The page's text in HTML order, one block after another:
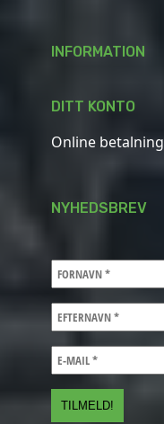
INFORMATION
DITT KONTO
Online betalning
NYHEDSBREV